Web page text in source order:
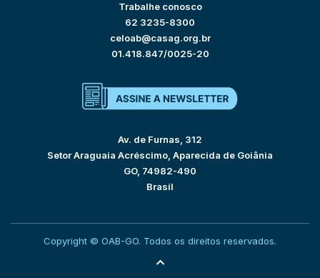
Trabalhe conosco
62 3235-8300
celoab@casag.org.br
01.418.847/0025-20
Av. de Furnas, 312
Setor Araguaia Acréscimo, Aparecida de Goiânia
GO, 74982-490
Brasil
Copyright © OAB-GO. Todos os direitos reservados.